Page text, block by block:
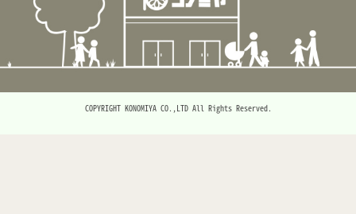
COPYRIGHT KONOMIYA CO.,LTD All Rights Reserved.